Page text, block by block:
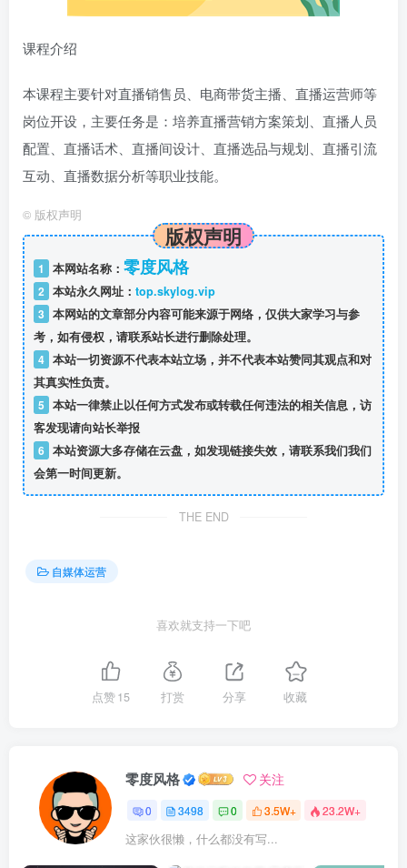
课程介绍
本课程主要针对直播销售员、电商带货主播、直播运营师等
岗位开设，主要任务是：培养直播营销方案策划、直播人员
配置、直播话术、直播间设计、直播选品与规划、直播引流
互动、直播数据分析等职业技能。
© 版权声明
版权声明
1 本网站名称： 零度风格
2 本站永久网址： top.skylog.vip
3 本网站的文章部分内容可能来源于网络，仅供大家学习与参
考，如有侵权，请联系站长进行删除处理。
4 本站一切资源不代表本站立场，并不代表本站赞同其观点和对
其真实性负责。
5 本站一律禁止以任何方式发布或转载任何违法的相关信息，访
客发现请向站长举报
6 本站资源大多存储在云盘，如发现链接失效，请联系我们我们
会第一时间更新。
THE END
自媒体运营
喜欢就支持一下吧
点赞15 打赏 分享 收藏
零度风格 关注
0 3498 0 3.5W+ 23.2W+
这家伙很懒，什么都没有写...